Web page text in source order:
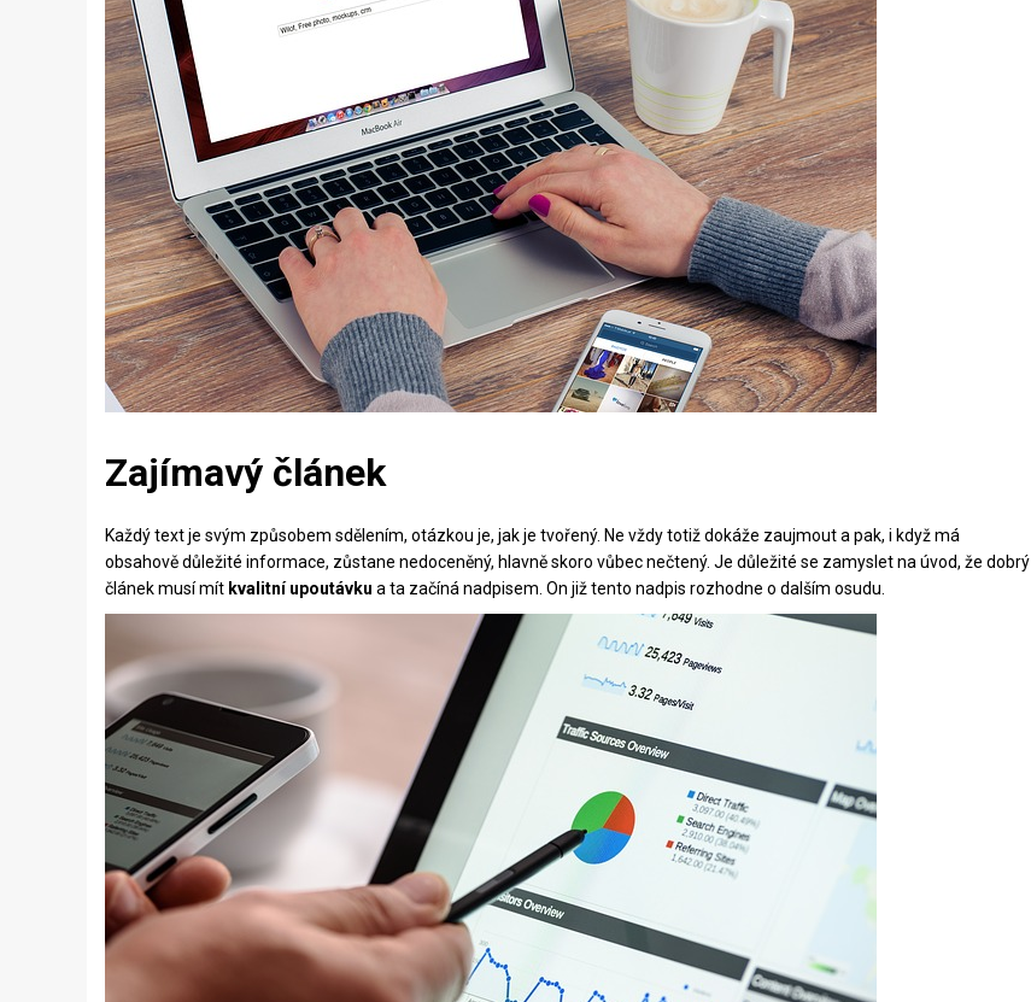
Zajímavý článek
Každý text je svým způsobem sdělením, otázkou je, jak je tvořený. Ne vždy totiž dokáže zaujmout a pak, i když má
obsahově důležité informace, zůstane nedoceněný, hlavně skoro vůbec nečtený. Je důležité se zamyslet na úvod, že dobrý
článek musí mít kvalitní upoutávku a ta začíná nadpisem. On již tento nadpis rozhodne o dalším osudu.